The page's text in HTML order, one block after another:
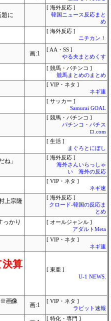
に
[ 海外反応 ]
韓国ニュース反応まと
め
[ 海外反応 ]
ニチカン！
画:1
[ AA・SS ]
やる夫まとめくす
[ 競馬・パチンコ ]
競馬まとめのまとめ
[ VIP・ネタ ]
ネギ速
[ サッカー ]
Samurai GOAL
[ 競馬・パチンコ ]
パチンコ・パチス
ロ.com
[ 生活 ]
まぐろとにぼし
」
[ 海外反応 ]
海外さんいらっしゃ
い 海外の反応
[ VIP・ネタ ]
ネギ速
上宗隆
[ 海外反応 ]
クロード-韓国の反応ま
とめ
っかり
[ オールジャンル ]
アダルトMeta
[ VIP・ネタ ]
ネギ速
決算
[ 東亜 ]
U-1 NEWS.
※画像
画:1
[ VIP・ネタ ]
ラビット速報
[ 特化・専門 ]